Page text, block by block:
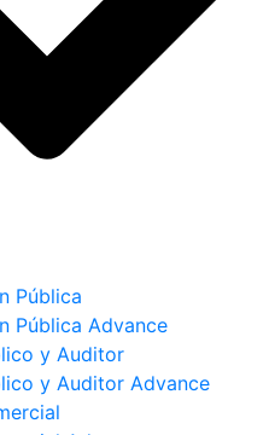
Pública
Pública Advance
y Auditor
y Auditor Advance